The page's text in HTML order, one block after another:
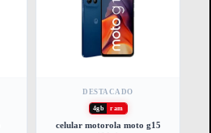
DESTACADO
4gb ram
celular motorola moto g15